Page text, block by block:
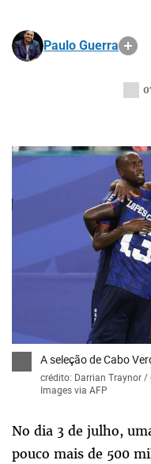
Paulo Guerra
A seleção de Cabo
crédito: Darrian Traynor /
Images via AFP
No dia 3 de julho,
pouco mais de 500